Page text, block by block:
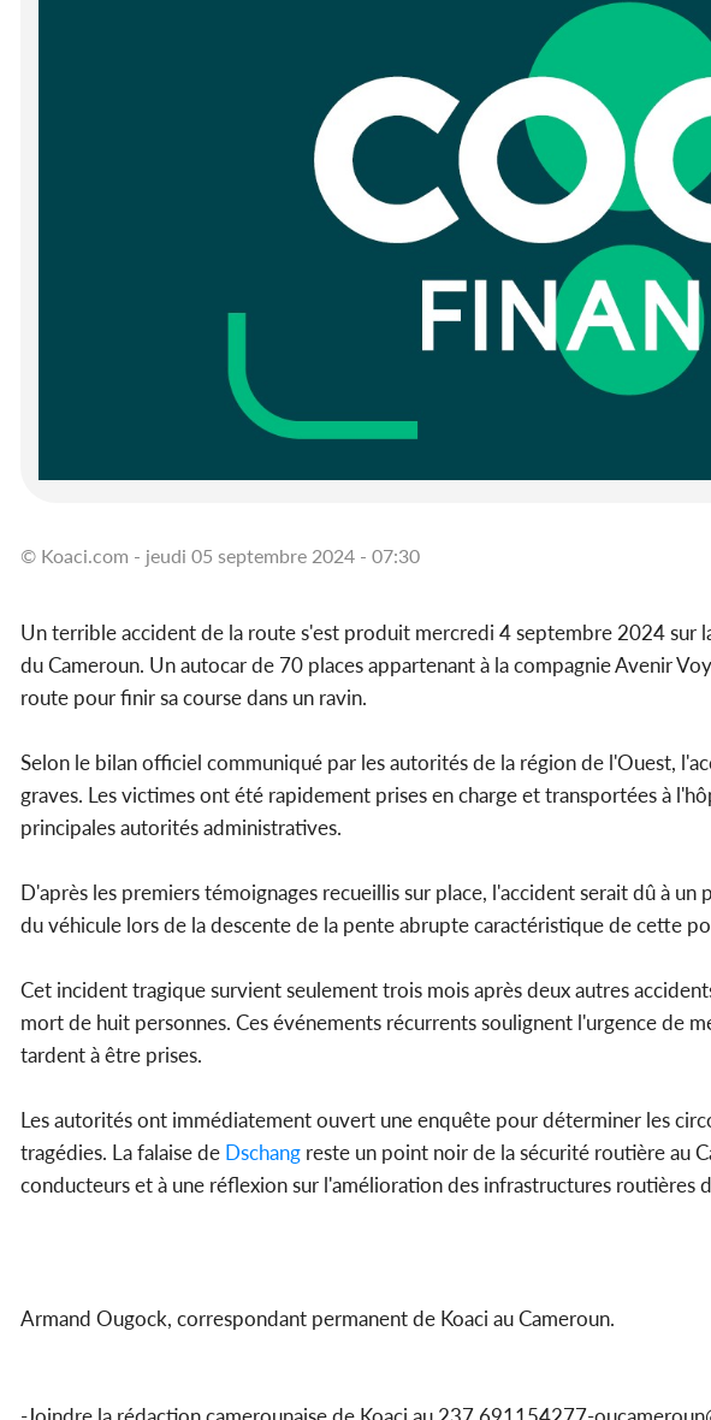
© Koaci.com - jeudi 05 septembre 2024 - 07:30
Un terrible accident de la route s'est produit mercredi 4 septembre 2024 sur
du Cameroun. Un autocar de 70 places appartenant à la compagnie Avenir
route pour finir sa course dans un ravin.
Selon le bilan officiel communiqué par les autorités de la région de l'Ouest,
graves. Les victimes ont été rapidement prises en charge et transportées à
principales autorités administratives.
D'après les premiers témoignages recueillis sur place, l'accident serait dû à
du véhicule lors de la descente de la pente abrupte caractéristique de cette
Cet incident tragique survient seulement trois mois après deux autres
mort de huit personnes. Ces événements récurrents soulignent l'urgence de
tardent à être prises.
Les autorités ont immédiatement ouvert une enquête pour déterminer les
tragédies. La falaise de Dschang reste un point noir de la sécurité routière au
conducteurs et à une réflexion sur l'amélioration des infrastructures routières
Armand Ougock, correspondant permanent de Koaci au Cameroun.